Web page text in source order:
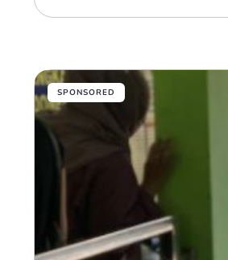
SPONSORED